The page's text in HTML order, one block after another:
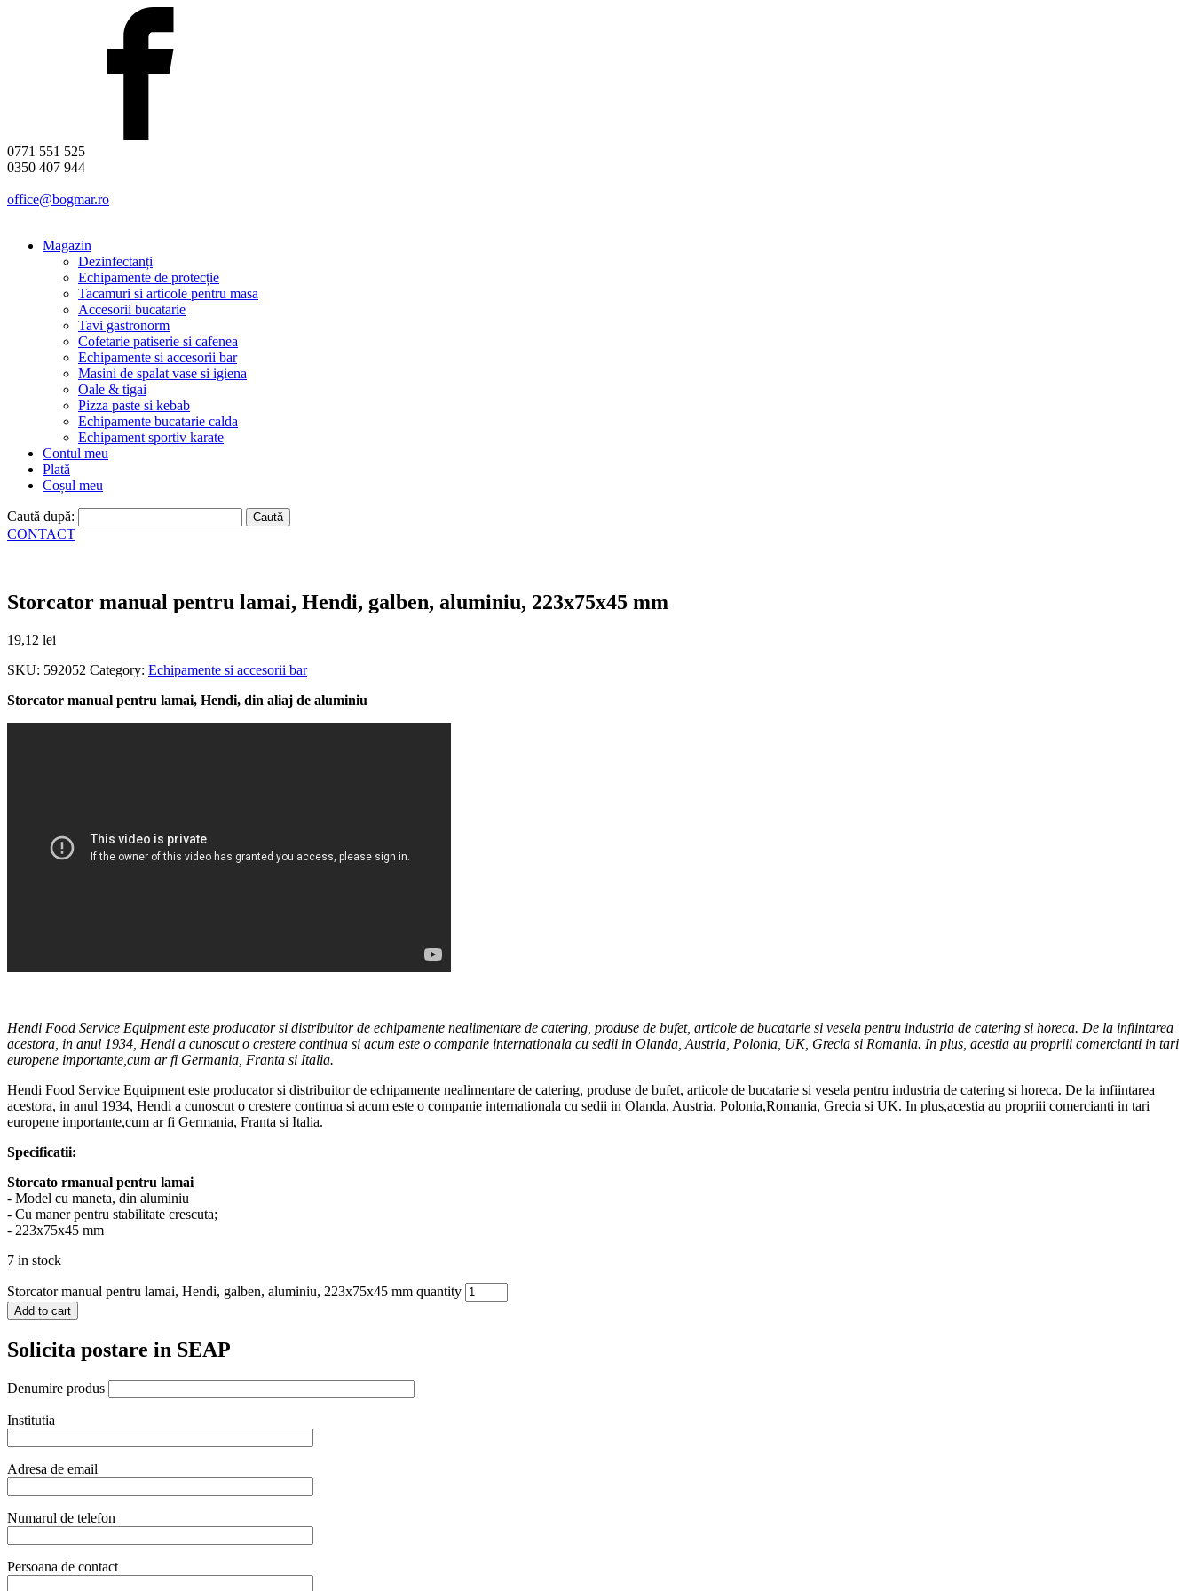
0771 551 525
0350 407 944
office@bogmar.ro
Magazin
Dezinfectanți
Echipamente de protecție
Tacamuri si articole pentru masa
Accesorii bucatarie
Tavi gastronorm
Cofetarie patiserie si cafenea
Echipamente si accesorii bar
Masini de spalat vase si igiena
Oale & tigai
Pizza paste si kebab
Echipamente bucatarie calda
Echipament sportiv karate
Contul meu
Plată
Coșul meu
Caută după:
CONTACT
Storcator manual pentru lamai, Hendi, galben, aluminiu, 223x75x45 mm
19,12 lei
SKU: 592052 Category: Echipamente si accesorii bar
Storcator manual pentru lamai, Hendi, din aliaj de aluminiu
Hendi Food Service Equipment este producator si distribuitor de echipamente nealimentare de catering, produse de bufet, articole de bucatarie si vesela pentru industria de catering si horeca. De la infiintarea
acestora, in anul 1934, Hendi a cunoscut o crestere continua si acum este o companie internationala cu sedii in Olanda, Austria, Polonia, UK, Grecia si Romania. In plus, acestia au propriii comercianti in tari
europene importante,cum ar fi Germania, Franta si Italia.
Hendi Food Service Equipment este producator si distribuitor de echipamente nealimentare de catering, produse de bufet, articole de bucatarie si vesela pentru industria de catering si horeca. De la infiintarea
acestora, in anul 1934, Hendi a cunoscut o crestere continua si acum este o companie internationala cu sedii in Olanda, Austria, Polonia,Romania, Grecia si UK. In plus,acestia au propriii comercianti in tari
europene importante,cum ar fi Germania, Franta si Italia.
Specificatii:
Storcato rmanual pentru lamai
- Model cu maneta, din aluminiu
- Cu maner pentru stabilitate crescuta;
- 223x75x45 mm
7 in stock
Storcator manual pentru lamai, Hendi, galben, aluminiu, 223x75x45 mm quantity
Add to cart
Solicita postare in SEAP
Denumire produs
Institutia
Adresa de email
Numarul de telefon
Persoana de contact